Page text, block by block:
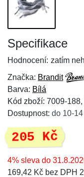
Specifikace
Hodnocení: zatím
Značka: Brandit
Barva: Bílá
Kód zboží: 7009-
Dostupnost: do 10-
205 Kč
4% sleva do
169,42 Kč bez DPH